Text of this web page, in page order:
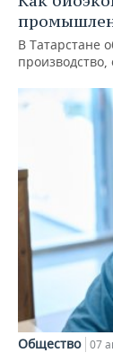
В Татарстане
Общество 07